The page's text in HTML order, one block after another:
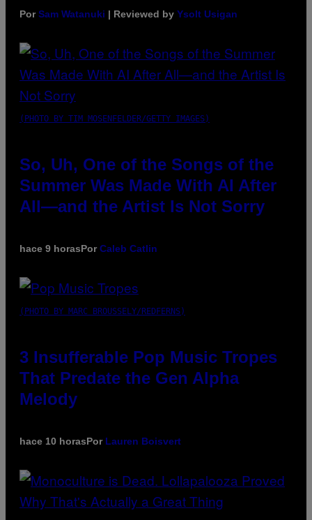
PorSam Watanuki | Reviewed by Ysolt Usigan
(PHOTO BY TIM MOSENFELDER/GETTY IMAGES)
So, Uh, One of the Songs of the
Summer Was Made With AI After
All—and the Artist Is Not Sorry
hace 9 horasPorCaleb Catlin
(PHOTO BY MARC BROUSSELY/REDFERNS)
3 Insufferable Pop Music Tropes
That Predate the Gen Alpha
Melody
hace 10 horasPor Lauren Boisvert